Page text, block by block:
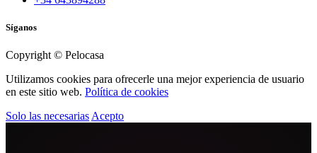
Síganos
Copyright © Pelocasa
Utilizamos cookies para ofrecerle una mejor experiencia de usuario
en este sitio web. Política de cookies
Solo las necesarias Acepto